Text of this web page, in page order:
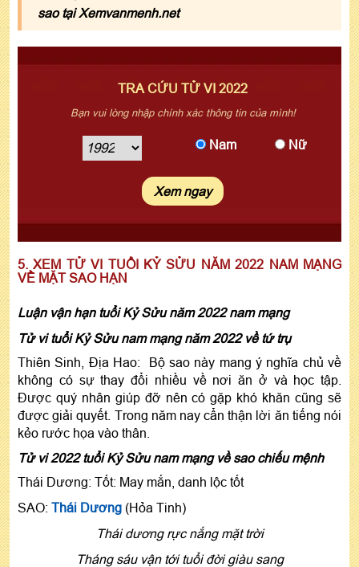
sao tại Xemvanmenh.net
TRA CỨU TỬ VI 2022
Bạn vui lòng nhập chính xác thông tin của mình!
Nam Nữ
5. XEM TỬ VI TUỔI KỶ SỬU NĂM 2022 NAM MẠNG
VỀ MẶT SAO HẠN
Luận vận hạn tuổi Kỷ Sửu năm 2022 nam mạng
Tử vi tuổi Kỷ Sửu nam mạng năm 2022 về tứ trụ
Thiên Sinh, Địa Hao: Bộ sao này mang ý nghĩa chủ về
không có sự thay đổi nhiều về nơi ăn ở và học tập.
Được quý nhân giúp đỡ nên có gặp khó khăn cũng sẽ
được giải quyết. Trong năm nay cẩn thận lời ăn tiếng nói
kẻo rước họa vào thân.
Tử vi 2022 tuổi Kỷ Sửu nam mạng về sao chiếu mệnh
Thái Dương: Tốt: May mắn, danh lộc tốt
SAO: Thái Dương (Hỏa Tinh)
Thái dương rực nắng mặt trời
Tháng sáu vận tới tuổi đời giàu sang